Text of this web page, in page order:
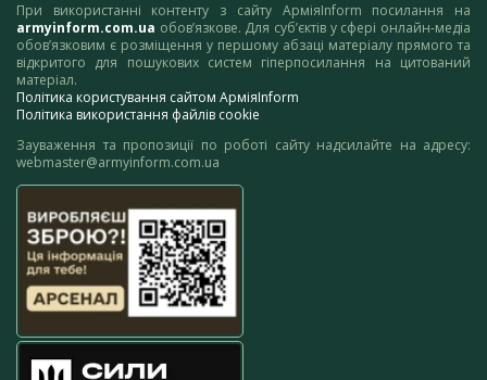
При використанні контенту з сайту АрміяInform посилання на
armyinform.com.ua обов’язкове. Для суб’єктів у сфері онлайн-медіа
обов’язковим є розміщення у першому абзаці матеріалу прямого та
відкритого для пошукових систем гіперпосилання на цитований
матеріал.
Політика користування сайтом АрміяInform
Політика використання файлів cookie
Зауваження та пропозиції по роботі сайту надсилайте на адресу:
webmaster@armyinform.com.ua